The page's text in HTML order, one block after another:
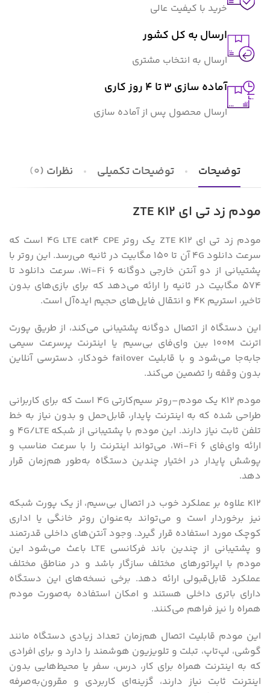
خرید با کیفیت عالی
ارسال به کل کشور
ارسال به انتخاب مشتری
آماده سازی ۳ تا ۴ روز کاری
ارسال محصول پس از آماده سازی
توضیحات توضیحات تکمیلی نظرات (0)
مودم زد تی ای ZTE K12
مودم زد تی ای ZTE K12 یک روتر 4G LTE cat4 CPE است که
سرعت دانلود 4G آن تا 150 مگابیت در ثانیه می‌رسد. این روتر با
پشتیبانی از دو آنتن خارجی دوگانه Wi-Fi 6، سرعت دانلود تا
574 مگابیت در ثانیه را ارائه می‌دهد که برای بازی‌های بدون
تاخیر، استریم 4K و انتقال فایل‌های حجیم ایده‌آل است.
این دستگاه از اتصال دوگانه پشتیبانی می‌کند، از طریق پورت
اترنت 100M بین وای‌فای بی‌سیم یا اینترنت پرسرعت سیمی
جابه‌جا می‌شود و با قابلیت failover خودکار، دسترسی آنلاین
بدون وقفه را تضمین می‌کند.
مودم K12 یک مودم–روتر سیم‌کارتی 4G است که برای کاربرانی
طراحی شده که به اینترنت پایدار، قابل‌حمل و بدون نیاز به خط
تلفن ثابت نیاز دارند. این مودم با پشتیبانی از شبکه 4G/LTE و
ارائه وای‌فای Wi-Fi 6، می‌تواند اینترنت را با سرعت مناسب و
پوشش پایدار در اختیار چندین دستگاه به‌طور هم‌زمان قرار
دهد.
K12 علاوه بر عملکرد خوب در اتصال بی‌سیم، از یک پورت شبکه
نیز برخوردار است و می‌تواند به‌عنوان روتر خانگی یا اداری
کوچک مورد استفاده قرار گیرد. وجود آنتن‌های داخلی قدرتمند
و پشتیبانی از چندین باند فرکانسی LTE باعث می‌شود این
مودم با اپراتورهای مختلف سازگار باشد و در مناطق مختلف
عملکرد قابل‌قبولی ارائه دهد. برخی نسخه‌های این دستگاه
دارای باتری داخلی هستند و امکان استفاده به‌صورت مودم
همراه را نیز فراهم می‌کنند.
این مودم قابلیت اتصال هم‌زمان تعداد زیادی دستگاه مانند
گوشی، لپ‌تاپ، تبلت و تلویزیون هوشمند را دارد و برای افرادی
که به اینترنت همراه برای کار، درس، سفر یا محیط‌هایی بدون
اینترنت ثابت نیاز دارند، گزینه‌ای کاربردی و مقرون‌به‌صرفه